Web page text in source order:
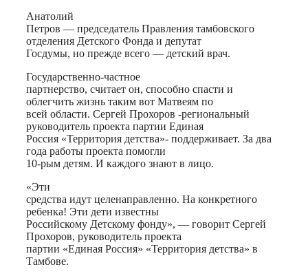
Анатолий
Петров — председатель Правления тамбовского
отделения Детского Фонда и депутат
Госдумы, но прежде всего — детский врач.
Государственно-частное
партнерство, считает он, способно спасти и
облегчить жизнь таким вот Матвеям по
всей области. Сергей Прохоров -региональный
руководитель проекта партии Единая
Россия «Территория детства»- поддерживает. За два
года работы проекта помогли
10-рым детям. И каждого знают в лицо.
«Эти
средства идут целенаправленно. На конкретного
ребенка! Эти дети известны
Российскому Детскому фонду», — говорит Сергей
Прохоров, руководитель проекта
партии «Единая Россия» «Территория детства» в
Тамбове.